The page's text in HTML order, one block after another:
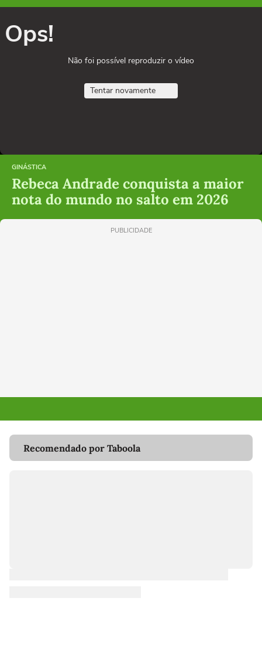
Ops!
Não foi possível reproduzir o vídeo
Tentar novamente
GINÁSTICA
Rebeca Andrade conquista a maior
nota do mundo no salto em 2026
PUBLICIDADE
Recomendado por Taboola